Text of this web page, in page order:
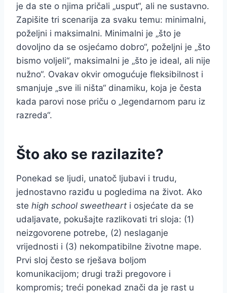
je da ste o njima pričali „usput“, ali ne sustavno.
Zapišite tri scenarija za svaku temu: minimalni,
poželjni i maksimalni. Minimalni je „što je
dovoljno da se osjećamo dobro“, poželjni je „što
bismo voljeli“, maksimalni je „što je ideal, ali nije
nužno“. Ovakav okvir omogućuje fleksibilnost i
smanjuje „sve ili ništa“ dinamiku, koja je česta
kada parovi nose priču o „legendarnom paru iz
razreda“.
Što ako se razilazite?
Ponekad se ljudi, unatoč ljubavi i trudu,
jednostavno raziđu u pogledima na život. Ako
ste high school sweetheart i osjećate da se
udaljavate, pokušajte razlikovati tri sloja: (1)
neizgovorene potrebe, (2) neslaganje
vrijednosti i (3) nekompatibilne životne mape.
Prvi sloj često se rješava boljom
komunikacijom; drugi traži pregovore i
kompromis; treći ponekad znači da je rast u